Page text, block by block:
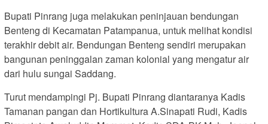
Bupati Pinrang juga melakukan peninjauan bendungan
Benteng di Kecamatan Patampanua, untuk melihat kondisi
terakhir debit air. Bendungan Benteng sendiri merupakan
bangunan peninggalan zaman kolonial yang mengatur air
dari hulu sungai Saddang.
Turut mendampingi Pj. Bupati Pinrang diantaranya Kadis
Tamanan pangan dan Hortikultura A.Sinapati Rudi, Kadis